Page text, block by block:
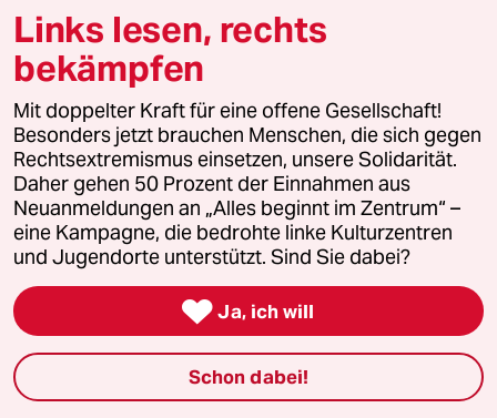
5
„Die Stadt ist gemacht für den weißen
Mann in einem Auto“
6 Ungleichbehandlung im Abstammungsrecht
Familien ohne Cis-Mann wird es
schwer gemacht
taz
Folgen Sie uns
Links lesen, rechts
bekämpfen
Mit doppelter Kraft für eine offene Gesellschaft!
Besonders jetzt brauchen Menschen, die sich gegen
Rechtsextremismus einsetzen, unsere Solidarität.
Daher gehen 50 Prozent der Einnahmen aus
Neuanmeldungen an „Alles beginnt im Zentrum“ –
eine Kampagne, die bedrohte linke Kulturzentren
und Jugendorte unterstützt. Sind Sie dabei?
 Ja, ich will
Schon dabei!